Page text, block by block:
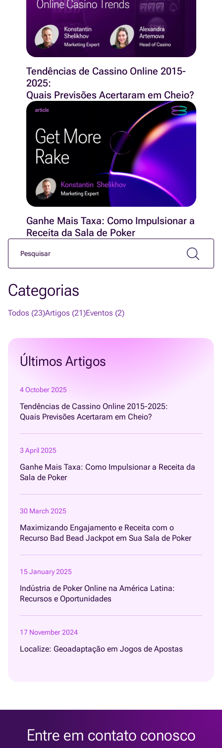
Tendências de Cassino Online 2015-
2025:
Quais Previsões Acertaram em Cheio?
Ganhe Mais Taxa: Como Impulsionar a
Receita da Sala de Poker
Categorias
Todos (23)Artigos (21)Eventos (2)
Últimos Artigos
4 October 2025
Tendências de Cassino Online 2015-2025:
Quais Previsões Acertaram em Cheio?
3 April 2025
Ganhe Mais Taxa: Como Impulsionar a Receita da
Sala de Poker
30 March 2025
Maximizando Engajamento e Receita com o
Recurso Bad Bead Jackpot em Sua Sala de Poker
15 January 2025
Indústria de Poker Online na América Latina:
Recursos e Oportunidades
17 November 2024
Localize: Geoadaptação em Jogos de Apostas
Entre em contato conosco